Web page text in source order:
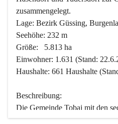
zusammengelegt.
Lage: Bezirk Güssing,
Seehöhe: 232 m
Größe:   5.813 ha
Einwohner: 1.631 (Stand:
Haushalte: 661 Haushalte
Beschreibung:
Die Gemeinde Tobaj mit den
Deutsch Tschantschendorf,